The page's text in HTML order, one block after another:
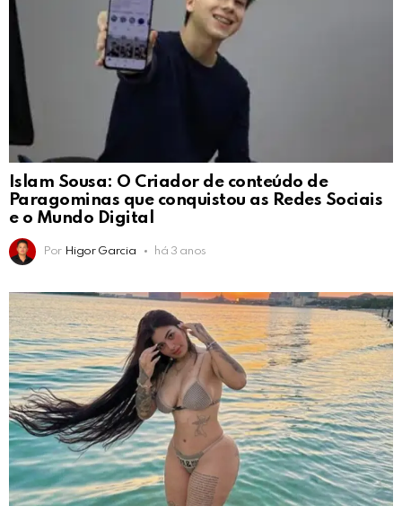
Islam Sousa: O Criador de conteúdo de
Paragominas que conquistou as Redes Sociais
e o Mundo Digital
Por Higor Garcia há 3 anos